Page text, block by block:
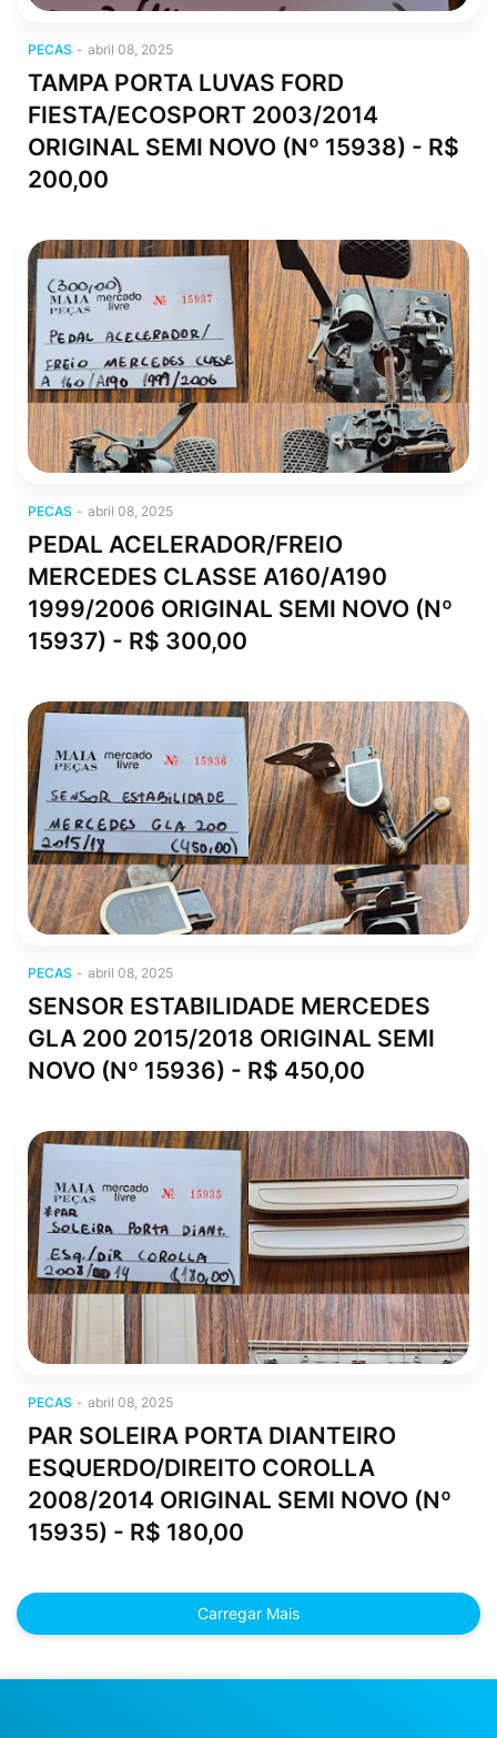
PECAS - abril 08, 2025
TAMPA PORTA LUVAS FORD
FIESTA/ECOSPORT 2003/2014
ORIGINAL SEMI NOVO (Nº 15938) - R$
200,00
PECAS - abril 08, 2025
PEDAL ACELERADOR/FREIO
MERCEDES CLASSE A160/A190
1999/2006 ORIGINAL SEMI NOVO (Nº
15937) - R$ 300,00
PECAS - abril 08, 2025
SENSOR ESTABILIDADE MERCEDES
GLA 200 2015/2018 ORIGINAL SEMI
NOVO (Nº 15936) - R$ 450,00
PECAS - abril 08, 2025
PAR SOLEIRA PORTA DIANTEIRO
ESQUERDO/DIREITO COROLLA
2008/2014 ORIGINAL SEMI NOVO (Nº
15935) - R$ 180,00
Carregar Mais